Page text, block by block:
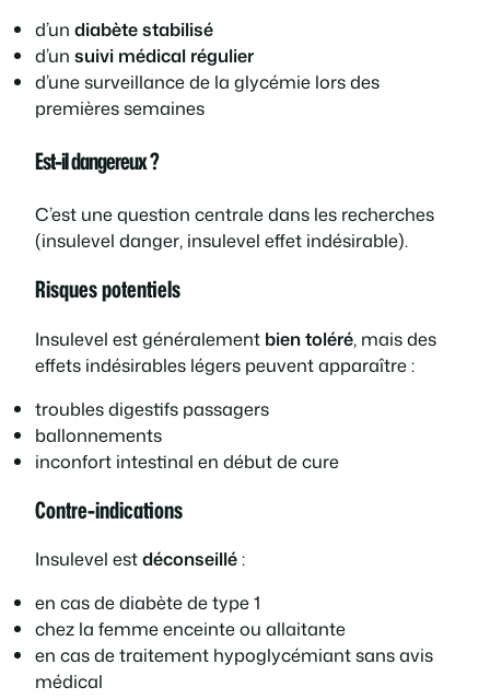
d’un diabète stabilisé
d’un suivi médical régulier
d’une surveillance de la glycémie lors des
premières semaines
Est-il dangereux ?
C’est une question centrale dans les recherches
(insulevel danger, insulevel effet indésirable).
Risques potentiels
Insulevel est généralement bien toléré, mais des
effets indésirables légers peuvent apparaître :
troubles digestifs passagers
ballonnements
inconfort intestinal en début de cure
Contre-indications
Insulevel estdéconseillé:
en cas de diabète de type 1
chez la femme enceinte ou allaitante
en cas de traitement hypoglycémiant sans avis
médical